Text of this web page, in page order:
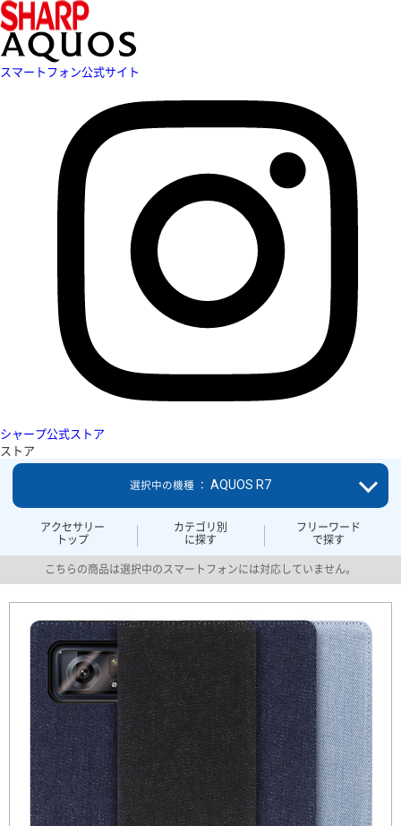
スマートフォン公式サイト
シャープ公式ストア
ストア
アクセサリー
トップ
カテゴリ別
に探す
フリーワード
で探す
選択中の機種 ： AQUOS R7
こちらの商品は選択中のスマートフォンには対応していません。